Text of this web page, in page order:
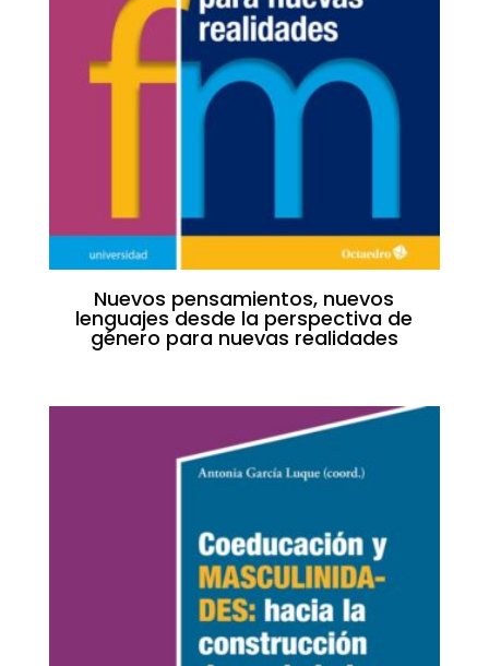
Nuevos pensamientos, nuevos
lenguajes desde la perspectiva de
género para nuevas realidades